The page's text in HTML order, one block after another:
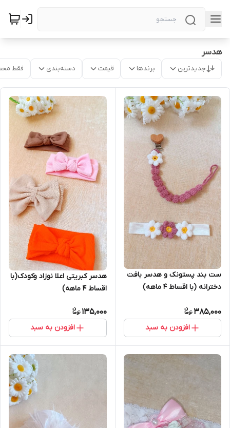
هدسر
جدیدترین برندها قیمت دسته‌بندی فقط
ست بند پستونک و هدسر بافت
دخترانه (با اقساط ۴ ماهه)
385,000
افزودن به سبد
هدسر کبریتی اعلا نوزاد و‌کودک(با
اقساط ۴ ماهه)
135,000
افزودن به سبد